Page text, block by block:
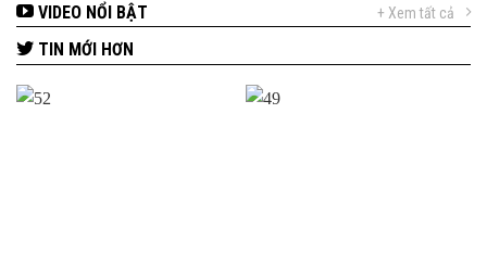
VIDEO NỔI BẬT + Xem tất cả
TIN MỚI HƠN